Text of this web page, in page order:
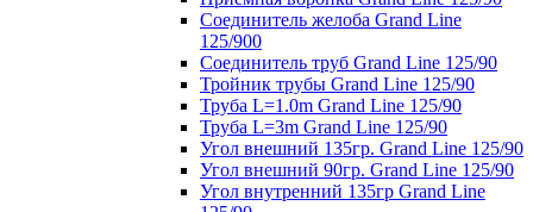
Соединитель желоба Grand Line
125/900
Соединитель труб Grand Line 125/90
Тройник трубы Grand Line 125/90
Труба L=1.0m Grand Line 125/90
Труба L=3m Grand Line 125/90
Угол внешний 135гр. Grand Line 125/90
Угол внешний 90гр. Grand Line 125/90
Угол внутренний 135гр Grand Line